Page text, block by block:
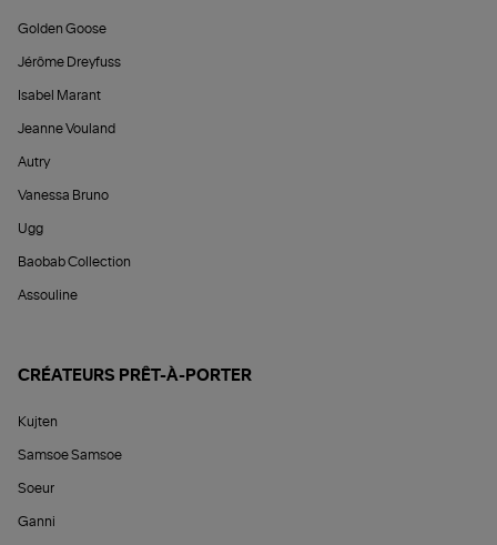
Golden Goose
Jérôme Dreyfuss
Isabel Marant
Jeanne Vouland
Autry
Vanessa Bruno
Ugg
Baobab Collection
Assouline
CRÉATEURS PRÊT-À-PORTER
Kujten
Samsoe Samsoe
Soeur
Ganni